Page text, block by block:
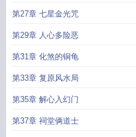
第27章 七星金光咒
第29章 人心多险恶
第31章 化煞的铜龟
第33章 复原风水局
第35章 解心入幻门
第37章 祠堂俩道士